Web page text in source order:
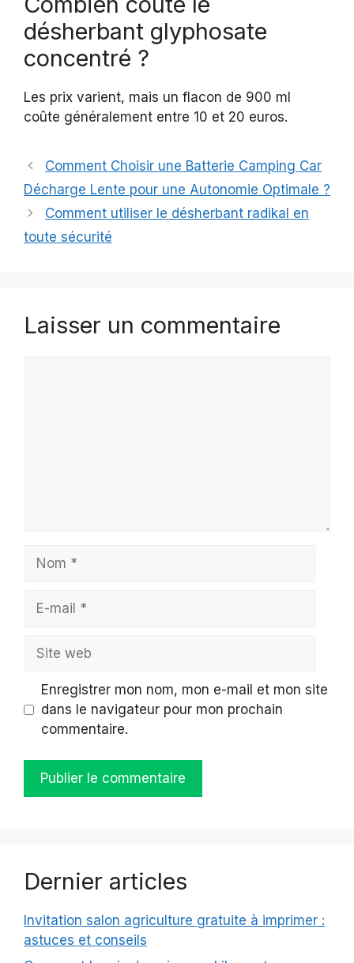
désherbant glyphosate
concentré ?
Les prix varient, mais un flacon de 900 ml
coûte généralement entre 10 et 20 euros.
Comment Choisir une Batterie Camping Car
Décharge Lente pour une Autonomie Optimale ?
Comment utiliser le désherbant radikal en
toute sécurité
Laisser un commentaire
Nom
Site
Enregistrer mon nom, mon e-mail et mon site
dans le navigateur pour mon prochain
commentaire.
Dernier articles
Invitation salon agriculture gratuite à imprimer :
astuces et conseils